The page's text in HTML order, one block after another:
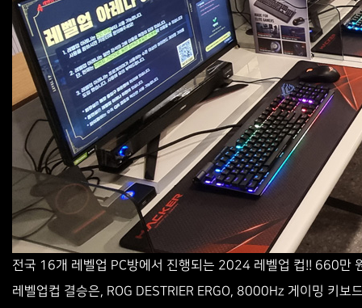
전국 16개 레벨업 PC방에서 진행되는 2024 레벨업 컵!! 660만
레벨업컵 결승은, ROG DESTRIER ERGO, 8000Hz 게이밍 키보